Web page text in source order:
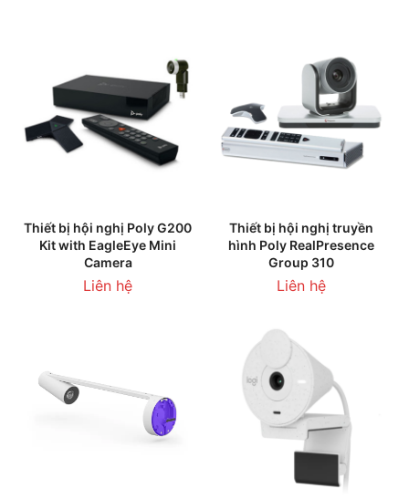
Thiết bị hội nghị Poly G200
Kit with EagleEye Mini
Camera
Liên hệ
Thiết bị hội nghị truyền
hình Poly RealPresence
Group 310
Liên hệ